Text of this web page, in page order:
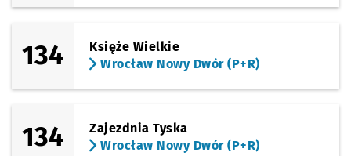
134
Księże Wielkie
Wrocław Nowy Dwór (P+R)
134
Zajezdnia Tyska
Wrocław Nowy Dwór (P+R)